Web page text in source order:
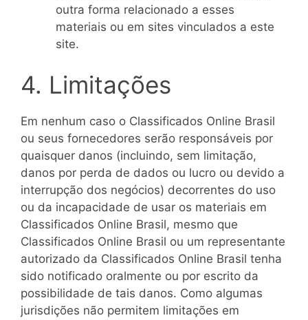
outra forma relacionado a esses
materiais ou em sites vinculados a este
site.
4. Limitações
Em nenhum caso o Classificados Online Brasil
ou seus fornecedores serão responsáveis ​​por
quaisquer danos (incluindo, sem limitação,
danos por perda de dados ou lucro ou devido a
interrupção dos negócios) decorrentes do uso
ou da incapacidade de usar os materiais em
Classificados Online Brasil, mesmo que
Classificados Online Brasil ou um representante
autorizado da Classificados Online Brasil tenha
sido notificado oralmente ou por escrito da
possibilidade de tais danos. Como algumas
jurisdições não permitem limitações em